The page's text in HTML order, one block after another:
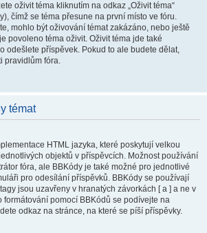
oživit téma kliknutím na odkaz „Oživit téma“
čímž se téma přesune na první místo ve fóru.
mohlo být oživování témat zakázáno, nebo ještě
povoleno téma oživit. Oživit téma jde také
odešlete příspěvek. Pokud to ale budete dělat,
pravidlům fóra.
témat
HTML jazyka, které poskytují velkou
objektů v příspěvcích. Možnost používání
fóra, ale BBKódy je také možné pro jednotlivé
pro odesílání příspěvků. BBKódy se používají
jsou uzavřeny v hranatých závorkách [ a ] a ne v
formátování pomocí BBKódů se podívejte na
odkaz na stránce, na které se píší příspěvky.